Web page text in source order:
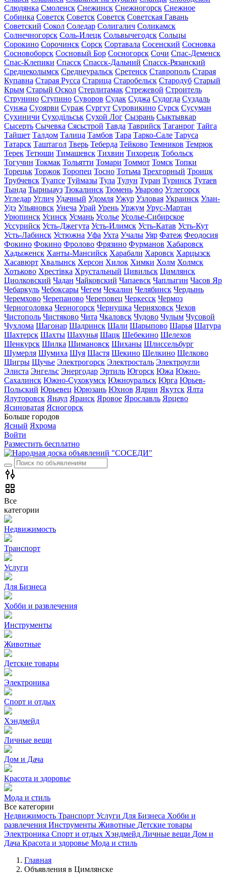
Слюдянка Смоленск Снежинск Снежногорск Снежное
Собинка Советск Советск Советск Советская Гавань
Советский Сокол Соледар Солигалич Соликамск
Солнечногорск Соль-Илецк Сольвычегодск Сольцы
Сорокино Сорочинск Сорск Сортавала Сосенский Сосновка
Сосновоборск Сосновый Бор Сосногорск Сочи Спас-Деменск
Спас-Клепики Спасск Спасск-Дальний Спасск-Рязанский
Среднеколымск Среднеуральск Сретенск Ставрополь Старая
Купавна Старая Русса Старица Старобельск Стародуб Старый
Крым Старый Оскол Стерлитамак Стрежевой Строитель
Струнино Ступино Суворов Судак Суджа Судогда Суздаль
Сунжа Суоярви Сураж Сургут Суровикино Сурск Сусуман
Сухиничи Суходільськ Сухой Лог Сызрань Сыктывкар
Сысерть Сычевка Сясьстрой Тавда Таврийск Таганрог Тайга
Тайшет Талдом Талица Тамбов Тара Тарко-Сале Таруса
Татарск Таштагол Тверь Теберда Тейково Темников Темрюк
Терек Тетюши Тимашевск Тихвин Тихорецк Тобольск
Тогучин Токмак Тольятти Томари Томмот Томск Топки
Торецьк Торжок Торопец Тосно Тотьма Трехгорный Троицк
Трубчевск Туапсе Туймазы Тула Тулун Туран Туринск Тутаев
Тында Тырныауз Тюкалинск Тюмень Уварово Углегорск
Угледар Углич Удачный Удомля Ужур Узловая Украинск Улан-
Удэ Ульяновск Унеча Урай Урень Уржум Урус-Мартан
Урюпинск Усинск Усмань Усолье Усолье-Сибирское
Уссурийск Усть-Джегута Усть-Илимск Усть-Катав Усть-Кут
Усть-Лабинск Устюжна Уфа Ухта Учалы Уяр Фатеж Феодосия
Фокино Фокино Фролово Фрязино Фурманов Хабаровск
Хадыженск Ханты-Мансийск Харабали Харовск Харцызск
Хасавюрт Хвалынск Херсон Хилок Химки Холм Холмск
Хотьково Хрестівка Хрустальный Цивильск Цимлянск
Циолковский Чадан Чайковский Чапаевск Чаплыгин Часов Яр
Чебаркуль Чебоксары Чегем Чекалин Челябинск Чердынь
Черемхово Черепаново Череповец Черкесск Чермоз
Черноголовка Черногорск Чернушка Черняховск Чехов
Чистополь Чистяково Чита Чкаловск Чудово Чулым Чусовой
Чухлома Шагонар Шадринск Шали Шарыпово Шарья Шатура
Шахтерск Шахты Шахунья Шацк Шебекино Шелехов
Шенкурск Шилка Шимановск Шиханы Шлиссельбург
Шумерля Шумиха Шуя Щастя Щекино Щелкино Щелково
Щигры Щучье Электрогорск Электросталь Электроугли
Элиста Энгельс Энергодар Эртиль Югорск Южа Южно-
Сахалинск Южно-Сухокумск Южноуральск Юрга Юрьев-
Польский Юрьевец Юрюзань Юхнов Ядрин Якутск Ялта
Ялуторовск Янаул Яранск Яровое Ярославль Ярцево
Ясиноватая Ясногорск
Больше городов
Ясный Яхрома
Войти
Разместить бесплатно
Все
категории
Недвижимость
Транспорт
Услуги
Для Бизнеса
Хобби и развлечения
Инструменты
Животные
Детские товары
Электроника
Спорт и отдых
Хэндмейд
Личные вещи
Дом и Дача
Красота и здоровье
Мода и стиль
Все категории
Недвижимость Транспорт Услуги Для Бизнеса Хобби и
развлечения Инструменты Животные Детские товары
Электроника Спорт и отдых Хэндмейд Личные вещи Дом и
Дача Красота и здоровье Мода и стиль
Главная
Объявления в Цимлянске